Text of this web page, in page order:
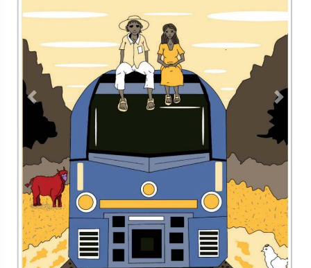
Contacto Directorio Aviso de privacidad
Copyright ©2026 Todos los derechos reservados | La Jornada
Maya